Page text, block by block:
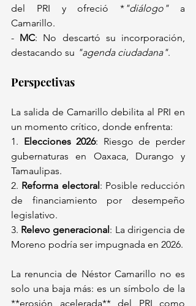
del PRI y ofreció * "diálogo" a
Camarillo.
- MC: No descartó su incorporación,
destacando su "agenda ciudadana".
Perspectivas
La salida de Camarillo debilita al PRI en
un momento crítico, donde enfrenta:
1. Elecciones 2026: Riesgo de perder
gubernaturas en Oaxaca, Durango y
Tamaulipas.
2. Reforma electoral: Posible reducción
de financiamiento por desempeño
legislativo.
3. Relevo generacional: La dirigencia de
La renuncia de Néstor Camarillo no es
solo una baja más: es un símbolo de la
**erosión acelerada** del PRI como